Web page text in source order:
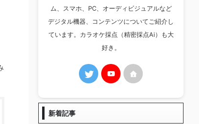
ム、スマホ、PC、オーディビジュアルなど
デジタル機器、コンテンツについてご紹介し
ています。カラオケ採点（精密採点Ai）も大
好き。
新着記事